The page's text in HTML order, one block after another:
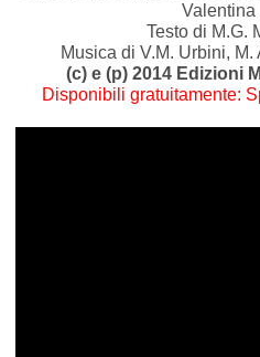
Valentina
Testo di M.G.
Musica di V.M. Urbini,
(c) e (p) 2014 Edizioni
Disponibili gratuitamente: